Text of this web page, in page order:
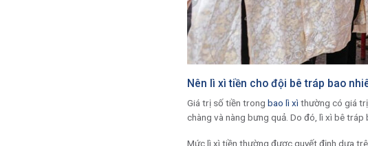
Nên lì xì tiền cho đội bê tráp bao
Giá trị số tiền trong bao lì xì thường có giá trị
chàng và nàng bưng quả. Do đó, lì xì bê tráp
Mức lì xì tiền thường được quyết định dựa